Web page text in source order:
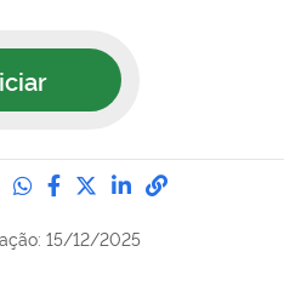
Compartilhe no
Compartilhe no
Compartilhe no
Compartilhe
15/12/2025